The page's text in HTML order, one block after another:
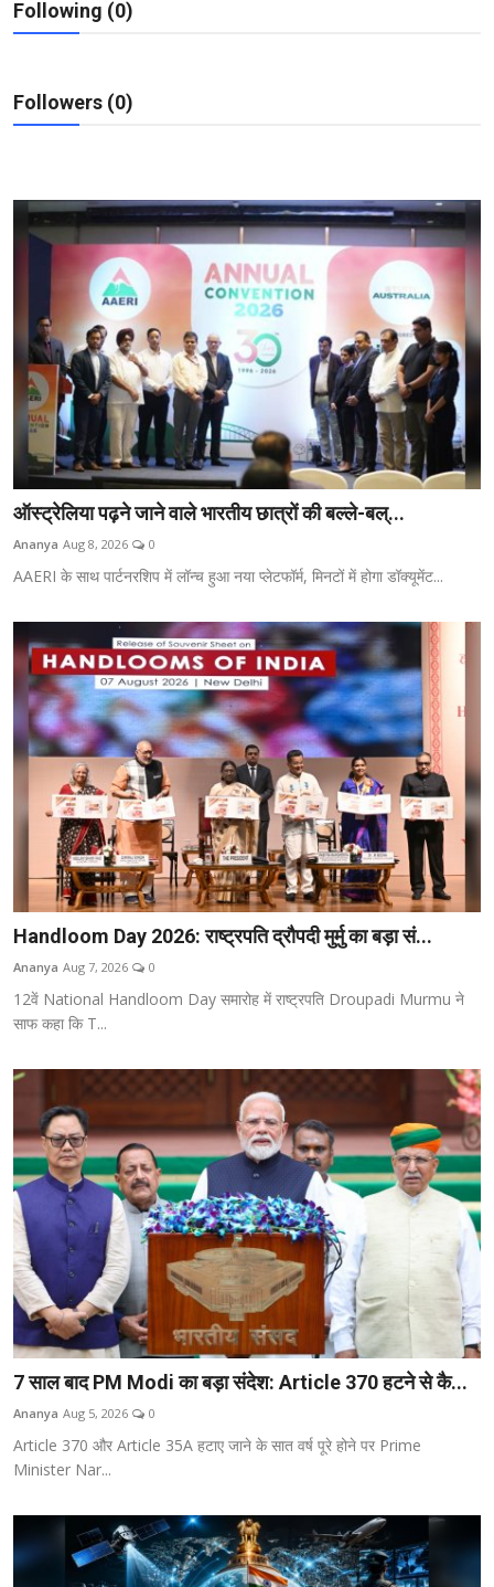
Hindi
Following (0)
Followers (0)
ऑस्ट्रेलिया पढ़ने जाने वाले भारतीय छात्रों की बल्ले-बल्...
Ananya Aug 8, 2026 0
AAERI के साथ पार्टनरशिप में लॉन्च हुआ नया प्लेटफॉर्म, मिनटों में होगा डॉक्यूमेंट...
Handloom Day 2026: राष्ट्रपति द्रौपदी मुर्मु का बड़ा सं...
Ananya Aug 7, 2026 0
12वें National Handloom Day समारोह में राष्ट्रपति Droupadi Murmu ने
साफ कहा कि T...
7 साल बाद PM Modi का बड़ा संदेश: Article 370 हटने से कै...
Ananya Aug 5, 2026 0
Article 370 और Article 35A हटाए जाने के सात वर्ष पूरे होने पर Prime
Minister Nar...